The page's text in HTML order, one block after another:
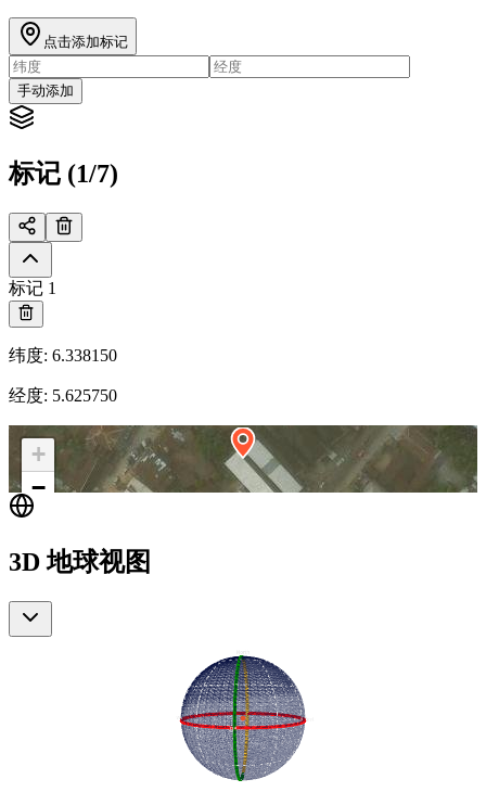
点击添加标记
手动添加
标记 (1/7)
标记 1
纬度: 6.338150
经度: 5.625750
+
−
3D 地球视图